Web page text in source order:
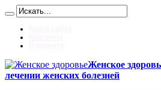
Женское
лечении женских болезней